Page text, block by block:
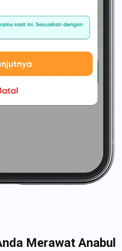
Merawat Anabul